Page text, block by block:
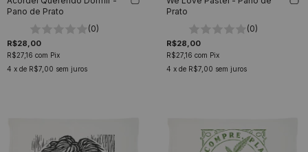
Pano de Prato
(0)
R$28,00
R$27,16 com Pix
4 x de R$7,00 sem juros
Prato
(0)
R$28,00
R$27,16 com Pix
4 x de R$7,00 sem juros